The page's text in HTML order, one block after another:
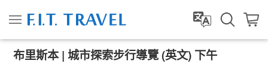
布里斯本 | 城市探索步行導覽 (英文) 下午